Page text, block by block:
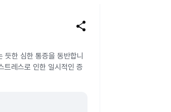
share
듯한 심한 통증을 동반합니
트레스로 인한 일시적인 증